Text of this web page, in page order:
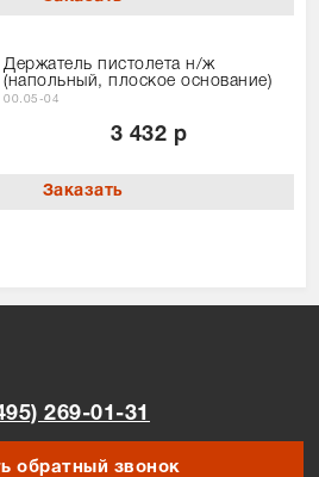
Держатель пистолета н/ж
(напольный, плоское основание)
00.05-04
3 432 р
269-01-31
обратный звонок